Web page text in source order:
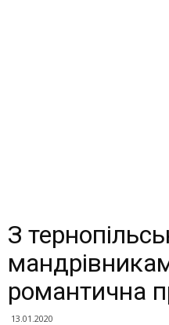
З
романтична
13.01.2020